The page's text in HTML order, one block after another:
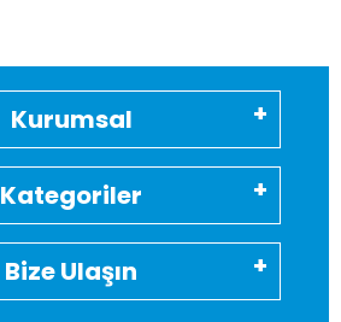
Kurumsal
Kategoriler
Bize Ulaşın